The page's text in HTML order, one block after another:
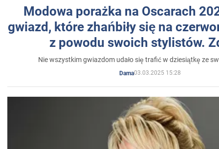
Modowa porażka na Oscarach
gwiazd, które zhańbiły się na
z powodu swoich stylistów.
Nie wszystkim gwiazdom udało się trafić w dziesiątkę ze
Dama03.03.2025 15:28